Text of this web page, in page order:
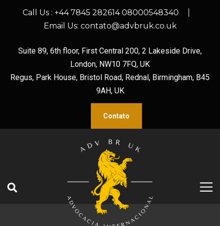
Call Us : +44 7845 282614 08000548340
Email Us: contato@advbruk.co.uk
Suite 89, 6th floor, First Central 200, 2 Lakeside Drive,
London, NW10 7FQ, UK
Regus, Park House, Bristol Road, Rednal, Birmingham, B45
9AH, UK
Contato